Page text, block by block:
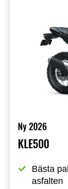
Ny 2026
KLE500
Bästa
asfalten